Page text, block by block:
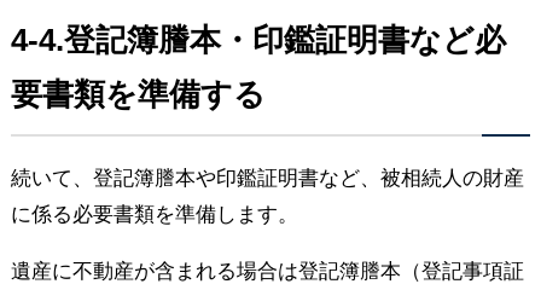
4-4.登記簿謄本・印鑑証明書など必
要書類を準備する
続いて、登記簿謄本や印鑑証明書など、被相続人の財産
に係る必要書類を準備します。
遺産に不動産が含まれる場合は登記簿謄本（登記事項証